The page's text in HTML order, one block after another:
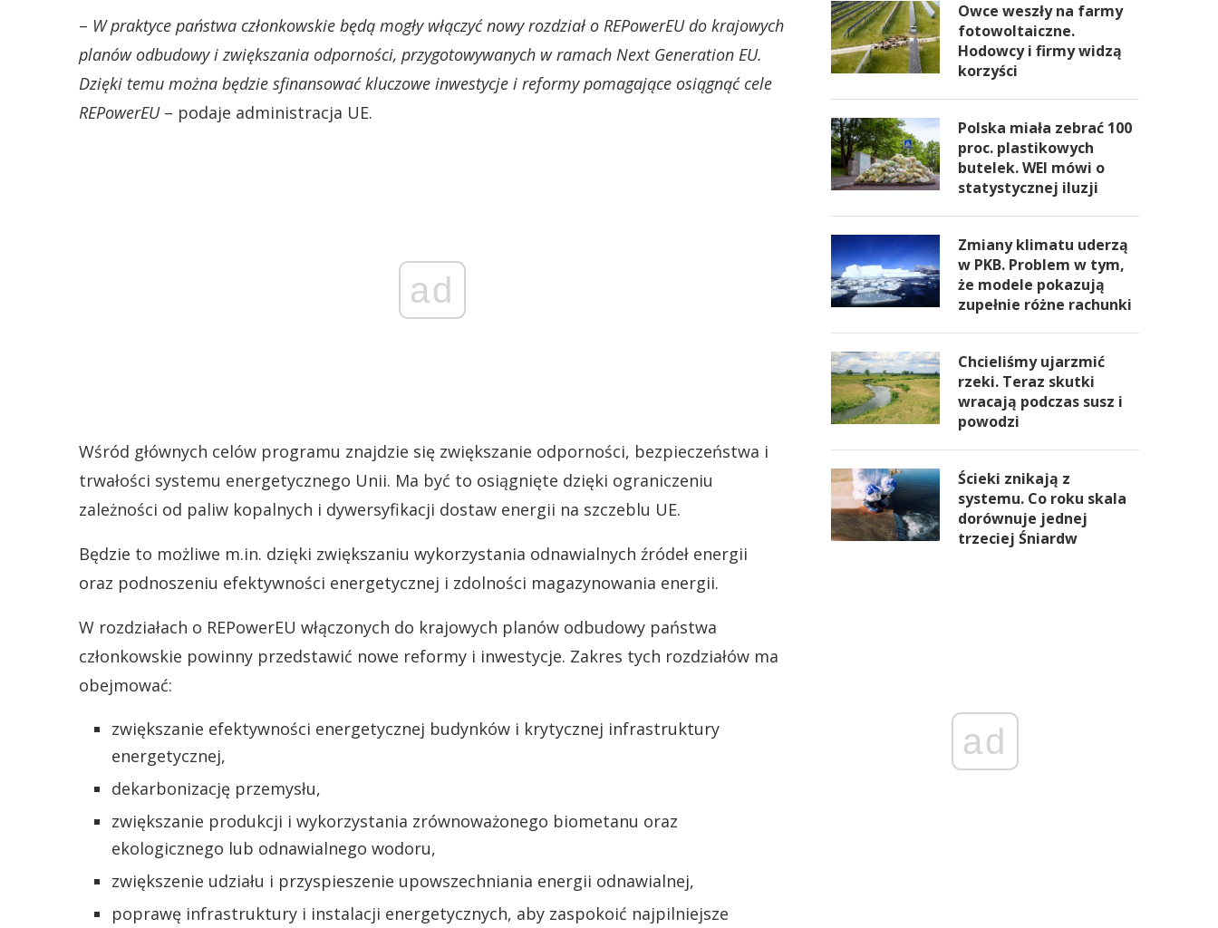
– W praktyce państwa członkowskie będą mogły włączyć nowy rozdział o REPowerEU do krajowych
planów odbudowy i zwiększania odporności, przygotowywanych w ramach Next Generation EU.
Dzięki temu można będzie sfinansować kluczowe inwestycje i reformy pomagające osiągnąć cele
REPowerEU– podaje administracja UE.
ad
Wśród głównych celów programu znajdzie się zwiększanie odporności, bezpieczeństwa i
trwałości systemu energetycznego Unii. Ma być to osiągnięte dzięki ograniczeniu
zależności od paliw kopalnych i dywersyfikacji dostaw energii na szczeblu UE.
Będzie to możliwe m.in. dzięki zwiększaniu wykorzystania odnawialnych źródeł energii
oraz podnoszeniu efektywności energetycznej i zdolności magazynowania energii.
W rozdziałach o REPowerEU włączonych do krajowych planów odbudowy państwa
członkowskie powinny przedstawić nowe reformy i inwestycje. Zakres tych rozdziałów ma
obejmować:
zwiększanie efektywności energetycznej budynków i krytycznej infrastruktury
energetycznej,
dekarbonizację przemysłu,
zwiększanie produkcji i wykorzystania zrównoważonego biometanu oraz
ekologicznego lub odnawialnego wodoru,
zwiększenie udziału i przyspieszenie upowszechniania energii odnawialnej,
poprawę infrastruktury i instalacji energetycznych, aby zaspokoić najpilniejsze
Owce weszły na farmy
fotowoltaiczne.
Hodowcy i firmy widzą
korzyści
Polska miała zebrać 100
proc. plastikowych
butelek. WEI mówi o
statystycznej iluzji
Zmiany klimatu uderzą
w PKB. Problem w tym,
że modele pokazują
zupełnie różne rachunki
Chcieliśmy ujarzmić
rzeki. Teraz skutki
wracają podczas susz i
powodzi
Ścieki znikają z
systemu. Co roku skala
dorównuje jednej
trzeciej Śniardw
ad